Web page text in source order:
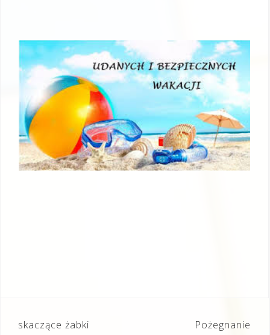
Nawigacja
skaczące żabki
Pożegnanie